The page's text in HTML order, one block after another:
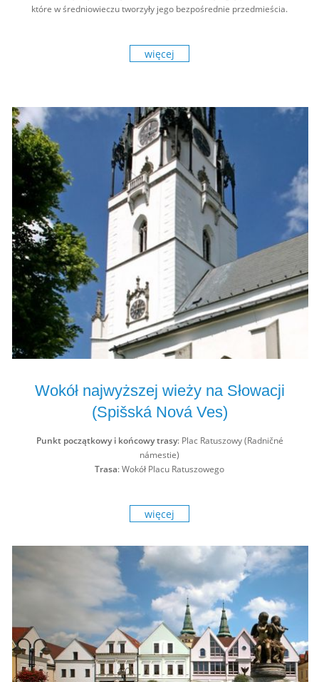
które w średniowieczu tworzyły jego bezpośrednie przedmieścia.
więcej
Wokół najwyższej wieży na Słowacji
(Spišská Nová Ves)
Punkt początkowy i końcowy trasy: Plac Ratuszowy (Radničné
námestie)
Trasa: Wokół Placu Ratuszowego
więcej